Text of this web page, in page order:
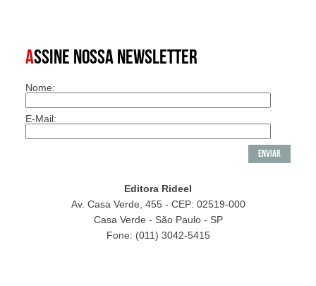
ASSINE NOSSA NEWSLETTER
Nome:
E-Mail:
Editora Rideel
Av. Casa Verde, 455 - CEP: 02519-000
Casa Verde - São Paulo - SP
Fone: (011) 3042-5415